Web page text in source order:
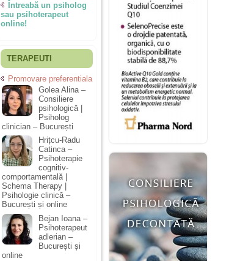
Întreabă un psiholog
sau psihoterapeut
online!
TERAPEUTI
Promovare preferentiala
Golea Alina –
Consiliere
psihologică |
Psiholog
clinician – București
Hrițcu-Radu
Catinca –
Psihoterapie
cognitiv-
comportamentală |
Schema Therapy |
Psihologie clinică –
București și online
Bejan Ioana –
Psihoterapeut
adlerian –
București și
online